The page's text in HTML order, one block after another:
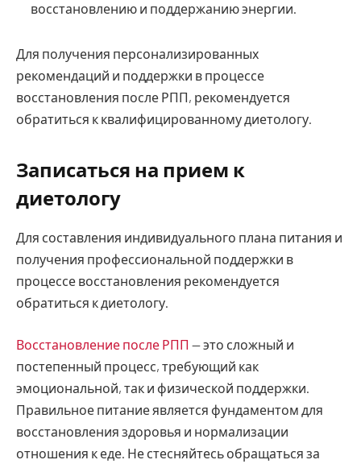
восстановлению и поддержанию энергии.
Для получения персонализированных
рекомендаций и поддержки в процессе
восстановления после РПП, рекомендуется
обратиться к квалифицированному диетологу.
Записаться на прием к
диетологу
Для составления индивидуального плана питания и
получения профессиональной поддержки в
процессе восстановления рекомендуется
обратиться к диетологу.
Восстановление после РПП — это сложный и
постепенный процесс, требующий как
эмоциональной, так и физической поддержки.
Правильное питание является фундаментом для
восстановления здоровья и нормализации
отношения к еде. Не стесняйтесь обращаться за